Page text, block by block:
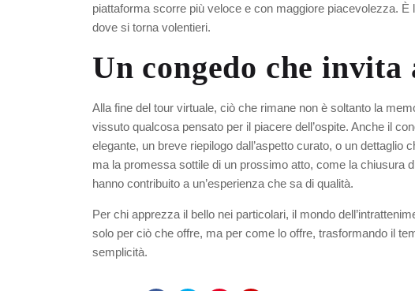
piattaforma scorre più veloce e con maggiore piacevolezza.
dove si torna volentieri.
Un congedo che invita
Alla fine del tour virtuale, ciò che rimane non è soltanto la
vissuto qualcosa pensato per il piacere dell’ospite. Anche il
elegante, un breve riepilogo dall’aspetto curato, o un dettaglio
ma la promessa sottile di un prossimo atto, come la chiusura
hanno contribuito a un’esperienza che sa di qualità.
Per chi apprezza il bello nei particolari, il mondo
solo per ciò che offre, ma per come lo offre, trasformando il
semplicità.